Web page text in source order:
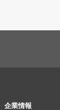
企業情報